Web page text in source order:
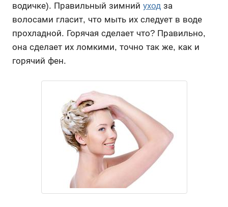
водичке). Правильный зимний уход за
волосами гласит, что мыть их следует в воде
прохладной. Горячая сделает что? Правильно,
она сделает их ломкими, точно так же, как и
горячий фен.